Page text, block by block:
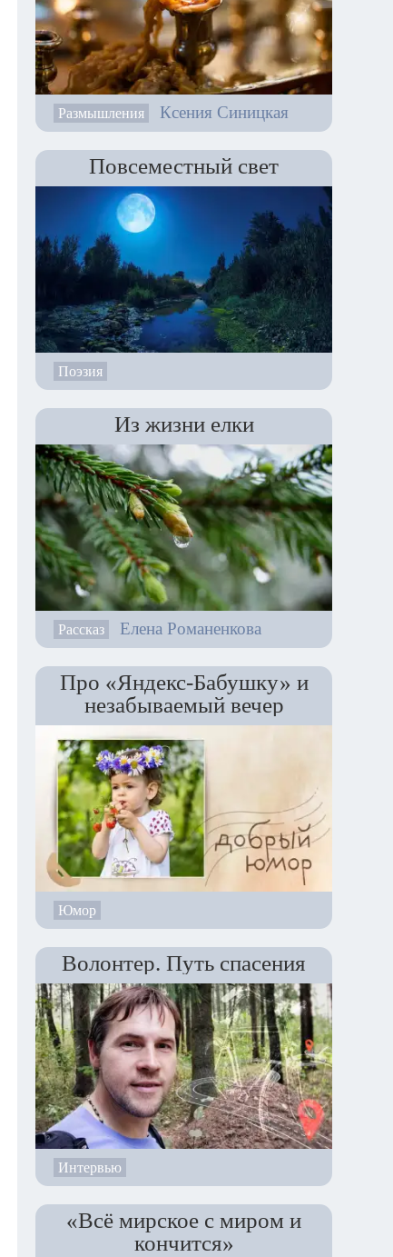
Размышления Ксения Синицкая
Повсеместный свет
Поэзия
Из жизни елки
Рассказ Елена Романенкова
Про «Яндекс-Бабушку» и
незабываемый вечер
Юмор
Волонтер. Путь спасения
Интервью
«Всё мирское с миром и
кончится»